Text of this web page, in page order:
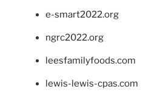
e-smart2022.org
ngrc2022.org
leesfamilyfoods.com
lewis-lewis-cpas.com